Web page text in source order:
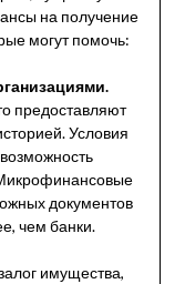
на получение
могут помочь:
предоставляют
Условия
документов
чем банки.
имущества,